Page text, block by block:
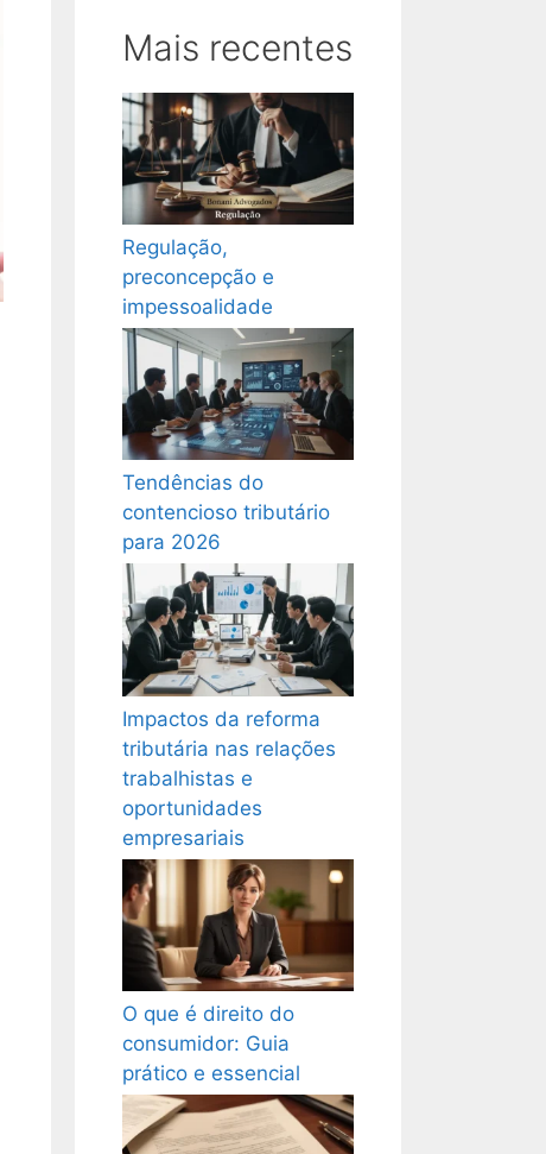
Mais recentes
Regulação,
preconcepção e
impessoalidade
Tendências do
contencioso tributário
para 2026
Impactos da reforma
tributária nas relações
trabalhistas e
oportunidades
empresariais
O que é direito do
consumidor: Guia
prático e essencial